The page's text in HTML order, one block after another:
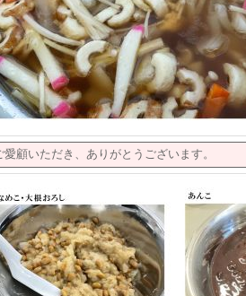
愛顧いただき、ありがとうございます。